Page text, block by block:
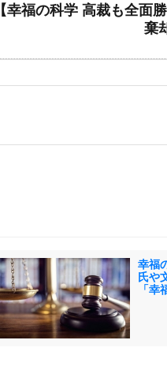
【幸福の科学 高裁も全面
棄
幸福
氏や
「